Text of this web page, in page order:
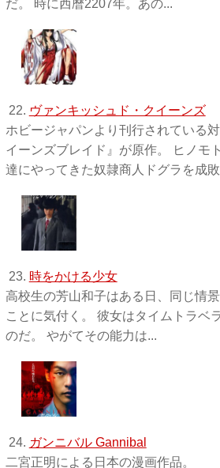
だ。 時に西暦2207年。あの...
22. ヴァンキッシュド・クイーンズ
ホビージャパンより刊行されている
イーンズブレイド』が原作。 ヒノモ
達にやってきた奴隷商人ドグラを成
23. 時をかける少女
高校生の芳山和子はある日、同じ情
ことに気付く。 彼女はタイムトラベ
のだ。 やがてその能力は...
24. ガンニバル Gannibal
二宮正明による日本の漫画作品。